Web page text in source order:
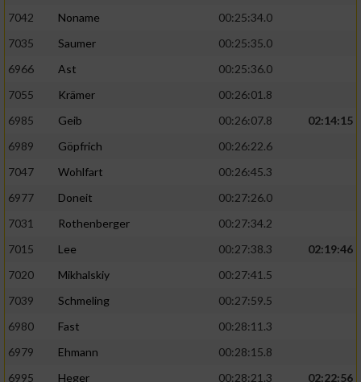
7042
Noname
00:25:34.0
7035
Saumer
00:25:35.0
6966
Ast
00:25:36.0
7055
Krämer
00:26:01.8
6985
Geib 00:26:07.8
02:14:15
6989
Göpfrich
00:26:22.6
7047
Wohlfart
00:26:45.3
6977
Doneit
00:27:26.0
7031
Rothenberger
00:27:34.2
7015
Lee 00:27:38.3
02:19:46
7020
Mikhalskiy
00:27:41.5
7039
Schmeling
00:27:59.5
6980
Fast
00:28:11.3
6979
Ehmann
00:28:15.8
6995
Heger 00:28:21.3 02:22:56